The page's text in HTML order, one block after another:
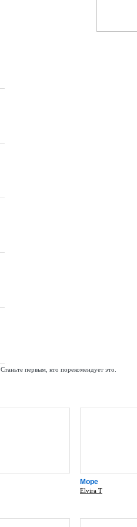
Станьте первым, кто порекомендует это.
Море
Elvira T